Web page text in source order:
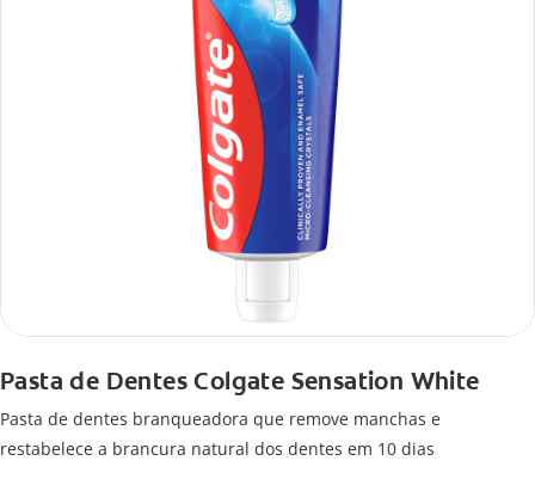
Pasta de Dentes Colgate Sensation White
Pasta de dentes branqueadora que remove manchas e
restabelece a brancura natural dos dentes em 10 dias